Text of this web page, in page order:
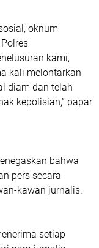
oknum
kami,
kali melontarkan
diam dan telah
kepolisian,” papar
bahwa
pers secara
kawan jurnalis.
setiap